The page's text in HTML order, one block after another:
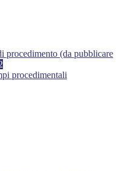
procedimento (da pubblicare
procedimentali